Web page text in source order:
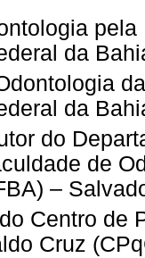
da
da
do
de
–
Centro de
Cruz